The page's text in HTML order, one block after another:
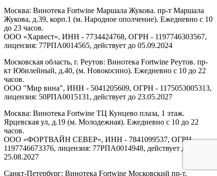
Москва: Винотека Fortwine Маршала Жукова. пр-т Маршала
Жукова, д.39, корп.1 (м. Народное ополчение). Ежедневно с 10
до 23 часов.
ООО «Харвест», ИНН - 7734424768, ОГРН - 1197746303567,
лицензия: 77РПА0014565, действует до 05.09.2024
Московская область, г. Реутов: Винотека Fortwine Реутов. пр-
кт Юбилейный, д.40, (м. Новокосино). Ежедневно с 10 до 22
часов.
ООО "Мир вина", ИНН - 5041205609, ОГРН - 1175053005313,
лицензия: 50РПА0015131, действует до 23.05.2027
Москва: Винотека Fortwine ТЦ Кунцево плаза, 1 этаж.
Ярцевская ул, д.19 (м. Молодежная). Ежедневно с 10 до 22
часов.
ООО «ФОРТВАЙН СЕВЕР», ИНН - 7841099537, ОГРН -
1197746673376, лицензия: 77РПА0014948, действует до
25.08.2027
Санкт-Петербург: Винотека Fortwine Московский пр-т.